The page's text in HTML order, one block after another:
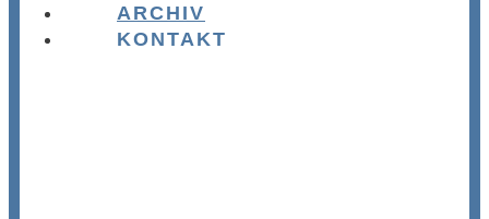
ARCHIV
KONTAKT